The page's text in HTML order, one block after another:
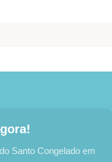
Santo Congelado em